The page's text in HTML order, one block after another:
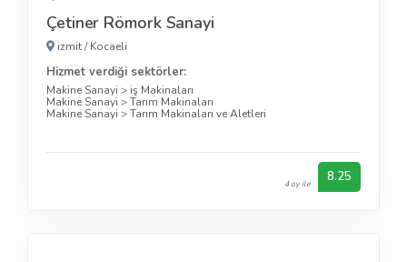
Çetiner Römork Sanayi
izmit/Kocaeli
Hizmet verdiği sektörler:
Makine Sanayi > iş Makinaları
Makine Sanayi >Tarım Makinaları
Makine Sanayi >Tarım Makinaları ve Aletleri
4 oy ile 8.25